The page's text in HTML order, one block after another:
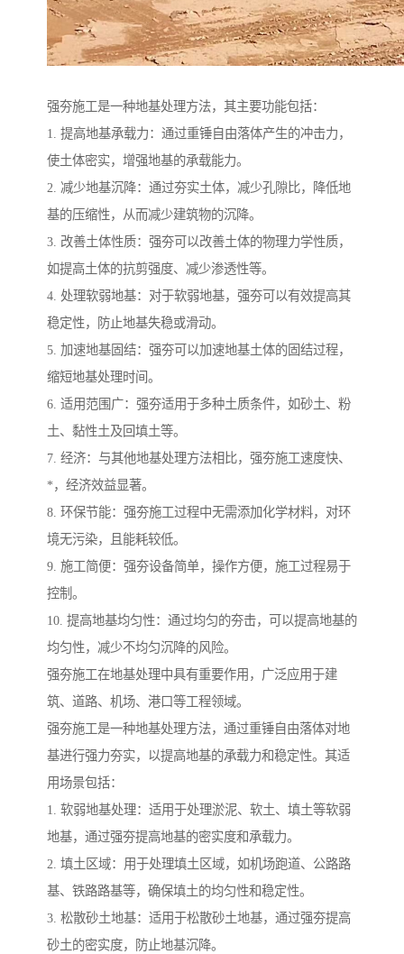
强夯施工是一种地基处理方法，其主要功能包括：
1. 提高地基承载力：通过重锤自由落体产生的冲击力，
使土体密实，增强地基的承载能力。
2. 减少地基沉降：通过夯实土体，减少孔隙比，降低地
基的压缩性，从而减少建筑物的沉降。
3. 改善土体性质：强夯可以改善土体的物理力学性质，
如提高土体的抗剪强度、减少渗透性等。
4. 处理软弱地基：对于软弱地基，强夯可以有效提高其
稳定性，防止地基失稳或滑动。
5. 加速地基固结：强夯可以加速地基土体的固结过程，
缩短地基处理时间。
6. 适用范围广：强夯适用于多种土质条件，如砂土、粉
土、黏性土及回填土等。
7. 经济：与其他地基处理方法相比，强夯施工速度快、
*，经济效益显著。
8. 环保节能：强夯施工过程中无需添加化学材料，对环
境无污染，且能耗较低。
9. 施工简便：强夯设备简单，操作方便，施工过程易于
控制。
10. 提高地基均匀性：通过均匀的夯击，可以提高地基的
均匀性，减少不均匀沉降的风险。
强夯施工在地基处理中具有重要作用，广泛应用于建
筑、道路、机场、港口等工程领域。
强夯施工是一种地基处理方法，通过重锤自由落体对地
基进行强力夯实，以提高地基的承载力和稳定性。其适
用场景包括：
1. 软弱地基处理：适用于处理淤泥、软土、填土等软弱
地基，通过强夯提高地基的密实度和承载力。
2. 填土区域：用于处理填土区域，如机场跑道、公路路
基、铁路路基等，确保填土的均匀性和稳定性。
3. 松散砂土地基：适用于松散砂土地基，通过强夯提高
砂土的密实度，防止地基沉降。